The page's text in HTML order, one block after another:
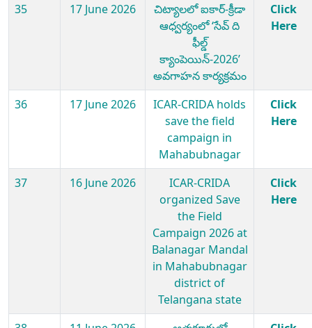
35 17 June 2026
చిట్యాలలో ఐకార్-క్రీడా
ఆధ్వర్యంలో ‘సేవ్ ది
ఫీల్డ్
క్యాంపెయిన్-2026’
అవగాహన కార్యక్రమం
Click
Here
36 17 June 2026
ICAR-CRIDA holds
save the field
campaign in
Mahabubnagar
Click
Here
37 16 June 2026
ICAR-CRIDA
organized Save
the Field
Campaign 2026 at
Balanagar Mandal
in Mahabubnagar
district of
Telangana state
Click
Here